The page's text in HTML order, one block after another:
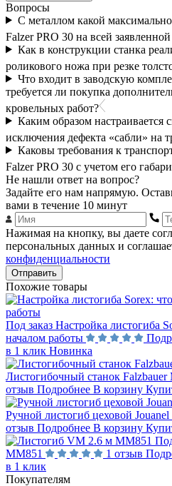
Вопросы
С металлом какой
Falzer PRO 30 на всей
Как в конструкции станка
роликового ножа при резке
Что входит в заводскую
требуется ли покупка
кровельных работ?
Каким образом настраивается
исключения дефекта «сабли» на
Каковы требования к
Falzer PRO 30 с учетом его
Не нашли ответ на вопрос?
Задайте его нам напрямую.
вами в течение 10 минут
Нажимая на кнопку, вы даете
персональных данных и
конфиденциальности
Отправить
Похожие товары
Под заказ Настройка листогиба
началом работы
в 1 клик Новинка
Листогибочный станок
отзыв Подробнее В корзину
Ручной листогиб цеховой
отзыв Подробнее В корзину
MM851
1 отзыв
в 1 клик
Покупателям